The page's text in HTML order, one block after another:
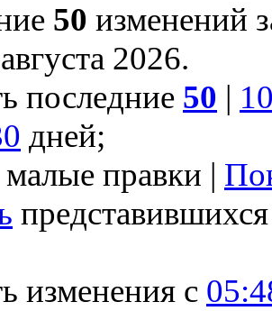
50 изменений
2026.
последние 50 |
дней;
малые правки |
изменения с